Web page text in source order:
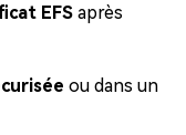
EFS après
ou dans un